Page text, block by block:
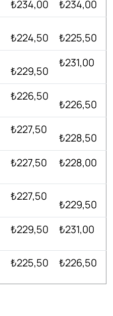
₺234,00 ₺234,00
₺224,50 ₺225,50
₺229,50
₺231,00
₺226,50
₺226,50
₺227,50
₺228,50
₺227,50 ₺228,00
₺227,50
₺229,50
₺229,50 ₺231,00
₺225,50 ₺226,50